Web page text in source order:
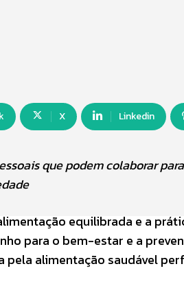
X Linkedin
que podem colaborar
equilibrada e a
para o bem-estar e a
pela alimentação saudável